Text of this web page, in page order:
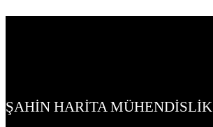
ŞAHİN HARİTA MÜHENDİSLİK